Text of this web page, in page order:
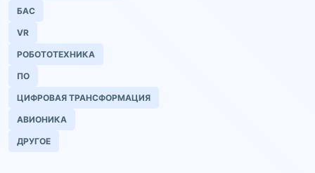
БАС
VR
РОБОТОТЕХНИКА
ПО
ЦИФРОВАЯ ТРАНСФОРМАЦИЯ
АВИОНИКА
ДРУГОЕ